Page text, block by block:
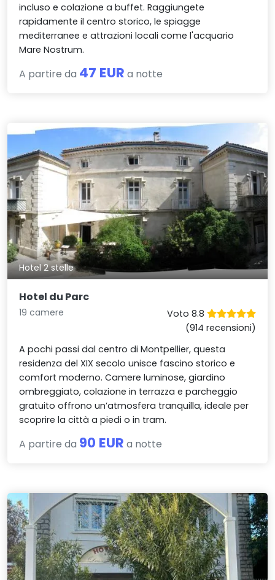
incluso e colazione a buffet. Raggiungete
rapidamente il centro storico, le spiagge
mediterranee e attrazioni locali come l'acquario
Mare Nostrum.
A partire da 47 EUR a notte
Hotel 2 stelle
Hotel du Parc
19 camere
Voto 8.8
(914 recensioni)
A pochi passi dal centro di Montpellier, questa
residenza del XIX secolo unisce fascino storico e
comfort moderno. Camere luminose, giardino
ombreggiato, colazione in terrazza e parcheggio
gratuito offrono un’atmosfera tranquilla, ideale per
scoprire la città a piedi o in tram.
A partire da 90 EUR a notte